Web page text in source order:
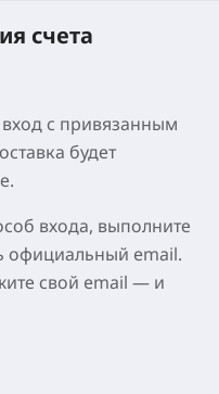
счета
с привязанным
будет
входа, выполните
официальный email.
свой email — и